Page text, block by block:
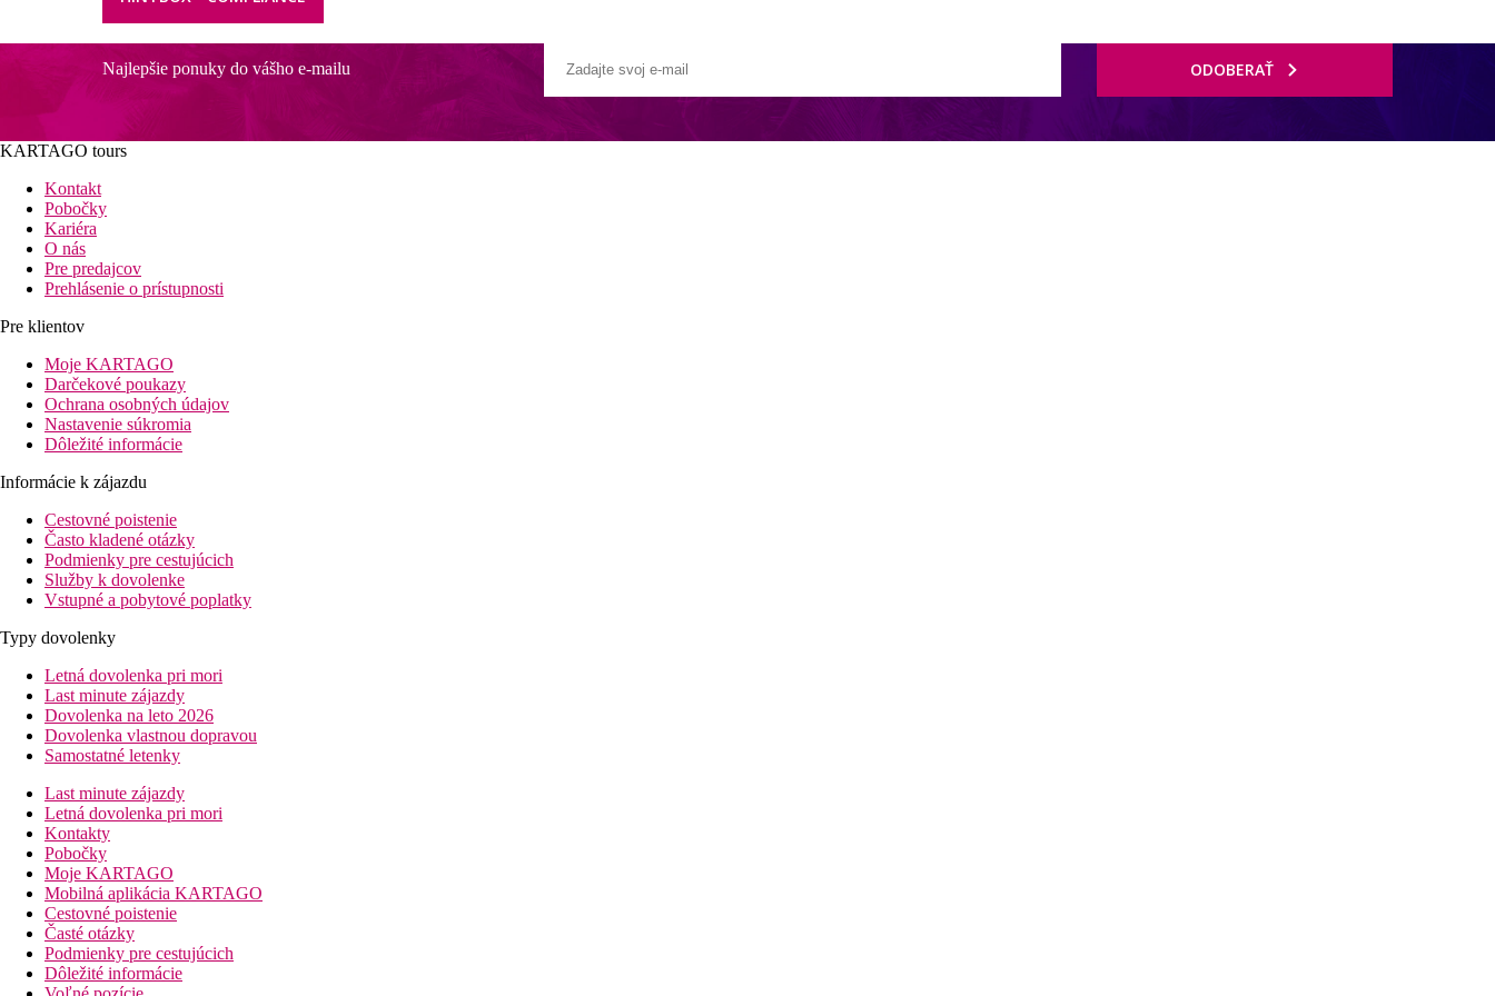
Najlepšie ponuky do vášho e-mailu ODOBERAŤ
KARTAGO tours
Kontakt
Pobočky
Kariéra
O nás
Pre predajcov
Prehlásenie o prístupnosti
Pre klientov
Moje KARTAGO
Darčekové poukazy
Ochrana osobných údajov
Nastavenie súkromia
Dôležité informácie
Informácie k zájazdu
Cestovné poistenie
Často kladené otázky
Podmienky pre cestujúcich
Služby k dovolenke
Vstupné a pobytové poplatky
Typy dovolenky
Letná dovolenka pri mori
Last minute zájazdy
Dovolenka na leto 2026
Dovolenka vlastnou dopravou
Samostatné letenky
Last minute zájazdy
Letná dovolenka pri mori
Kontakty
Pobočky
Moje KARTAGO
Mobilná aplikácia KARTAGO
Cestovné poistenie
Časté otázky
Podmienky pre cestujúcich
Dôležité informácie